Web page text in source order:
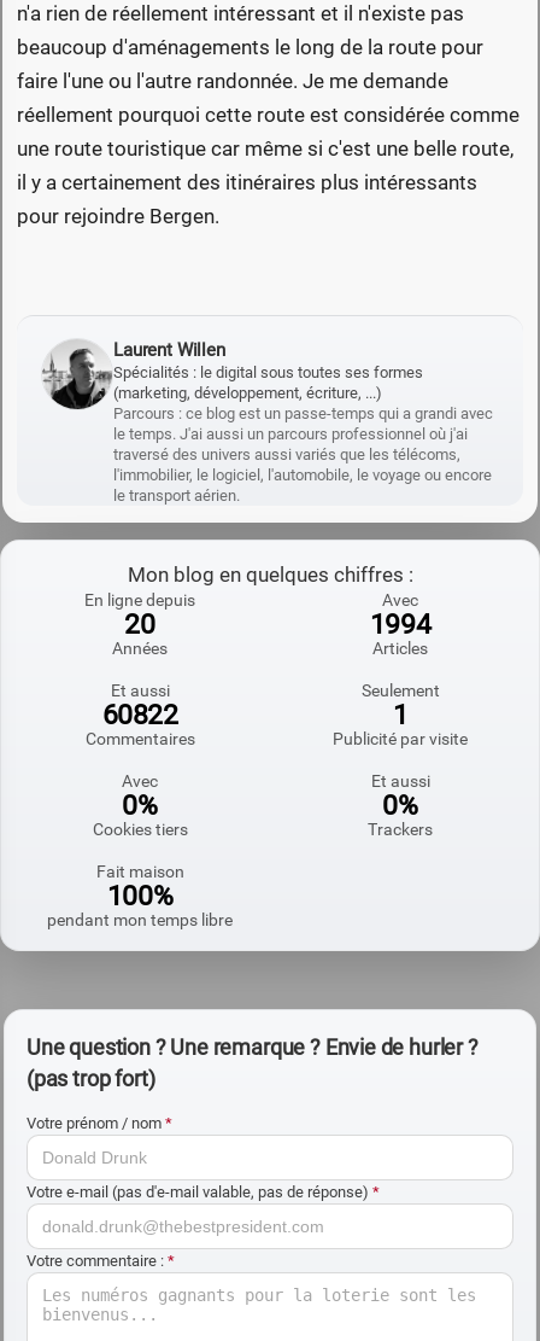
n'a rien de réellement intéressant et il n'existe pas
beaucoup d'aménagements le long de la route pour
faire l'une ou l'autre randonnée. Je me demande
réellement pourquoi cette route est considérée comme
une route touristique car même si c'est une belle route,
il y a certainement des itinéraires plus intéressants
pour rejoindre Bergen.
Laurent Willen
Spécialités : le digital sous toutes ses formes
(marketing, développement, écriture, ...)
Parcours : ce blog est un passe-temps qui a grandi avec
le temps. J'ai aussi un parcours professionnel où j'ai
traversé des univers aussi variés que les télécoms,
l'immobilier, le logiciel, l'automobile, le voyage ou encore
le transport aérien.
Mon blog en quelques chiffres :
En ligne depuis
20
Années
Avec
1994
Articles
Et aussi
60822
Commentaires
Seulement
1
Publicité par visite
Avec
0%
Cookies tiers
Et aussi
0%
Trackers
Fait maison
100%
pendant mon temps libre
Une question ? Une remarque ? Envie de hurler ?
(pas trop fort)
Votre prénom / nom *
Votre e-mail (pas d'e-mail valable, pas de réponse) *
Votre commentaire : *